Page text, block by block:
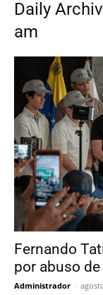
Daily
am
Fernando
por abuso
Administrador -